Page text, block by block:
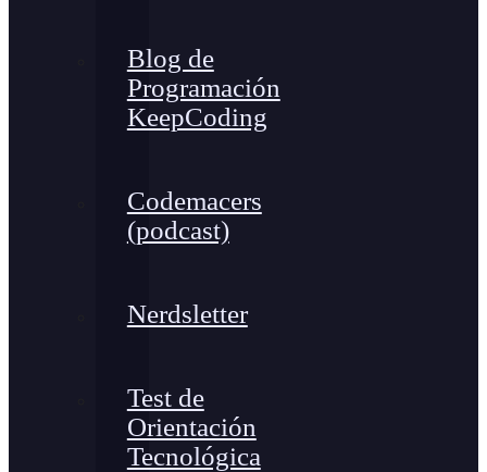
Blog de
Programación
KeepCoding
Codemacers
(podcast)
Nerdsletter
Test de
Orientación
Tecnológica